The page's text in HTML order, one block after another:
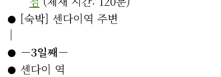
[숙박] 센다이역 주변
－3일째－
센다이 역